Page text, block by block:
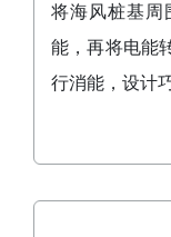
将海风桩基周
能，再将电能
行消能，设计